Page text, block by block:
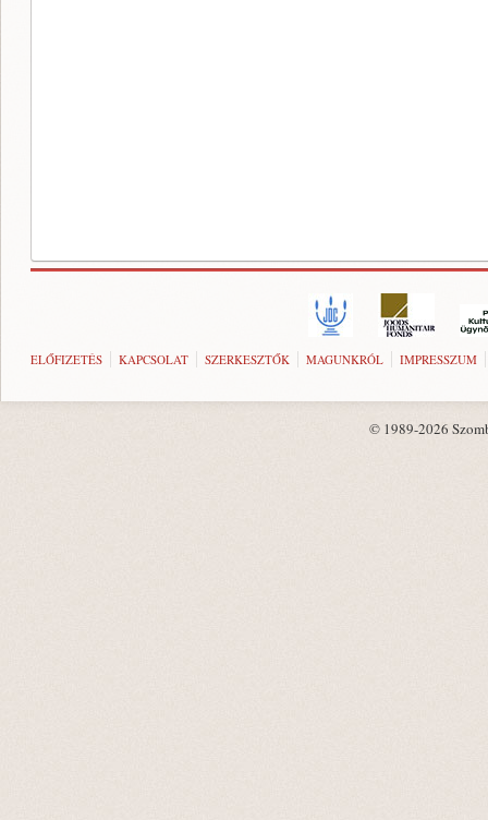
ELŐFIZETÉS KAPCSOLAT SZERKESZTŐK MAGUNKRÓL IMPRESSZUM
© 1989-2026